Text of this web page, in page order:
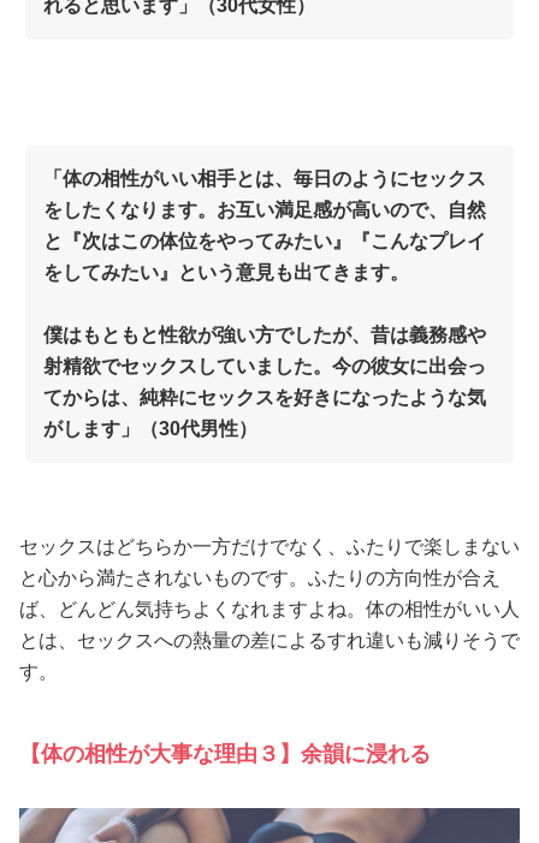
れると思います」（30代女性）
「体の相性がいい相手とは、毎日のようにセックス
をしたくなります。お互い満足感が高いので、自然
と『次はこの体位をやってみたい』『こんなプレイ
をしてみたい』という意見も出てきます。
僕はもともと性欲が強い方でしたが、昔は義務感や
射精欲でセックスしていました。今の彼女に出会っ
てからは、純粋にセックスを好きになったような気
がします」（30代男性）
セックスはどちらか一方だけでなく、ふたりで楽しまない
と心から満たされないものです。ふたりの方向性が合え
ば、どんどん気持ちよくなれますよね。体の相性がいい人
とは、セックスへの熱量の差によるすれ違いも減りそうで
す。
【体の相性が大事な理由３】余韻に浸れる